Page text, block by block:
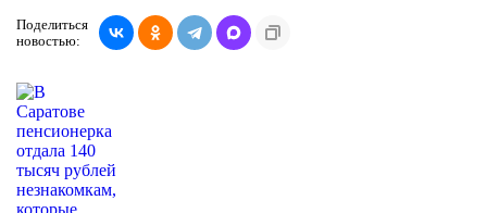
Поделиться
новостью: